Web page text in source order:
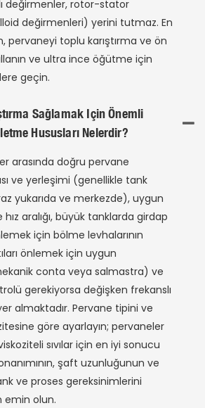
değirmenler, rotor-stator
değirmenleri) yerini tutmaz. En
pervaneyi toplu karıştırma ve ön
ve ultra ince öğütme için
geçin.
Sağlamak Için Önemli
Hususları Nelerdir?
arasında doğru pervane
ve yerleşimi (genellikle tank
yukarıda ve merkezde), uygun
aralığı, büyük tanklarda girdap
için bölme levhalarının
önlemek için uygun
conta veya salmastra) ve
gerekiyorsa değişken frekanslı
almaktadır. Pervane tipini ve
göre ayarlayın; pervaneler
sıvılar için en iyi sonucu
şaft uzunluğunun ve
ve proses gereksinimlerini
emin olun.